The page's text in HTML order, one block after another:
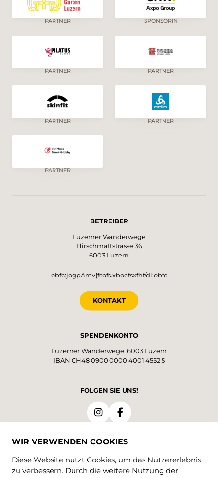
PARTNER SPONSORIN
PARTNER PARTNER
PARTNER PARTNER
PARTNER
BETREIBER
Luzerner Wanderwege
Hirschmattstrasse 36
6003 Luzern
obfc:jogpAmv{fsofs.xboefsxfhf/di:obfc
KONTAKT
SPENDENKONTO
Luzerner Wanderwege, 6003 Luzern
IBAN CH48 0900 0000 4001 4552 5
FOLGEN SIE UNS!
WIR VERWENDEN COOKIES
Diese Website nutzt Cookies, um das Nutzererlebnis
zu verbessern. Durch die weitere Nutzung der